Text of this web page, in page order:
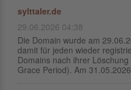
sylttaler.de
29.06.2026 04:38
Die Domain wurde am
damit für jeden wieder
Domains nach ihrer
Grace Period). Am